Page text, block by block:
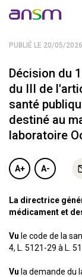
PUBLIÉ LE 20/05/2026
Décision du
du III de
santé
destiné au
laboratoire
A+ A-
La directrice
médicament et
Vu le code de la
4, L. 5121-29 à L.
Vu la demande du